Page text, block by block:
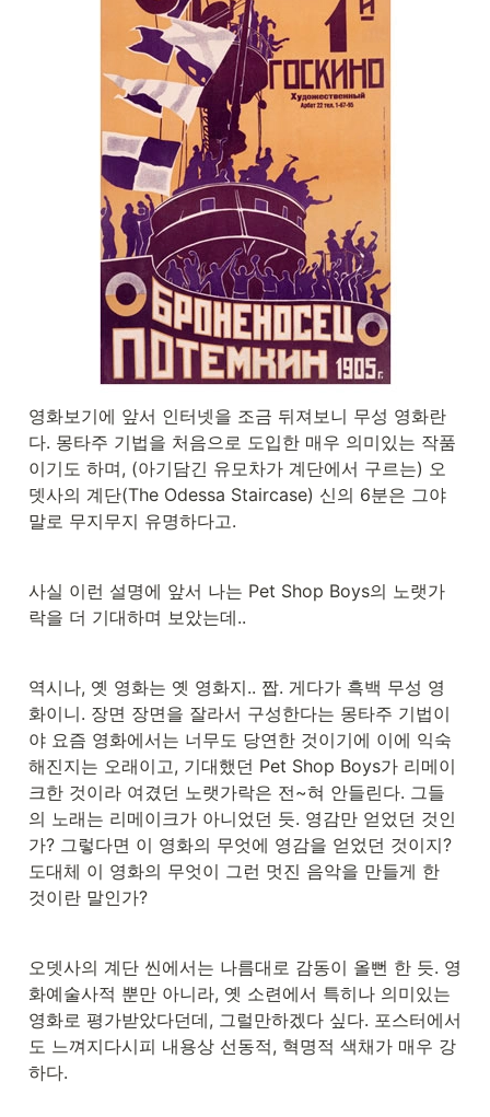
Tennant/Lowe Mixer: Phil
Tyreman Mastering Engineer:
Tim Young Orchestration:
Torsten Rasch Featured Vocalist,
Producer: Pet Shop Boys Pro
Tools: Holger Schwark Violin:
Juliane Heinze Violin: Katrin
Kosler Cello: Katrin Meingast
Viola: Kirstin Maria Pientka
Violin: Marian Krae Trumpet:
Markus Schwind Double Bass:
Matthias Morche Violin: Meta
Huper Performance, Producer:
Neil Tennant Engineer,
Programmer: Pete Gleadall
Engineer & Mixer: Phil Tyreman
Viola: Robert Hartung Cello:
Sabine Gruner Violin: Steffen
Gaitzsch Producer: Sven Helbig
Producer: Tennant/Lowe
Orchestra: The Dresdner
Sinfoniker Violin: Tilman
Double Bass: Tom Bruhn Double
Bass: Tom Gotze Orchestra
Leader: Torsten Rasch Cello:
Victor Meister Composer: Chris
Lowe Composer: Neil Tennant
Auto-generated by YouTube.
영화보기에 앞서 인터넷을 조금 뒤져보니 무성 영화란
다. 몽타주 기법을 처음으로 도입한 매우 의미있는 작품
이기도 하며, (아기담긴 유모차가 계단에서 구르는) 오
뎃사의 계단(The Odessa Staircase) 신의 6분은 그야
말로 무지무지 유명하다고.
사실 이런 설명에 앞서 나는 Pet Shop Boys의 노랫가
락을 더 기대하며 보았는데..
역시나, 옛 영화는 옛 영화지.. 짭. 게다가 흑백 무성 영
화이니. 장면 장면을 잘라서 구성한다는 몽타주 기법이
야 요즘 영화에서는 너무도 당연한 것이기에 이에 익숙
해진지는 오래이고, 기대했던 Pet Shop Boys가 리메이
크한 것이라 여겼던 노랫가락은 전~혀 안들린다. 그들
의 노래는 리메이크가 아니었던 듯. 영감만 얻었던 것인
가? 그렇다면 이 영화의 무엇에 영감을 얻었던 것이지?
도대체 이 영화의 무엇이 그런 멋진 음악을 만들게 한
것이란 말인가?
오뎃사의 계단 씬에서는 나름대로 감동이 올뻔 한 듯. 영
화예술사적 뿐만 아니라, 옛 소련에서 특히나 의미있는
영화로 평가받았다던데, 그럴만하겠다 싶다. 포스터에서
도 느껴지다시피 내용상 선동적, 혁명적 색채가 매우 강
하다.